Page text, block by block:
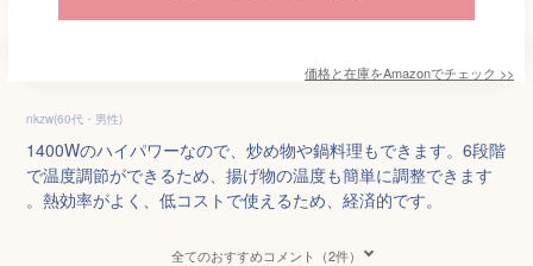
価格と在庫をAmazonでチェック >>
nkzw(60代・男性)
1400Wのハイパワーなので、炒め物や鍋料理もできます。6段階
で温度調節ができるため、揚げ物の温度も簡単に調整できます
。熱効率がよく、低コストで使えるため、経済的です。
全てのおすすめコメント（2件）